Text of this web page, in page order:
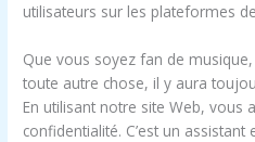
utilisateurs sur les plateformes
Que vous soyez fan de
toute autre chose, il y aura
En utilisant notre site Web, vous
confidentialité. C’est un